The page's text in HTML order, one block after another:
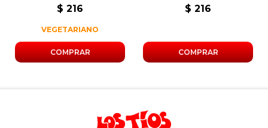
$ 216
VEGETARIANO
$ 216